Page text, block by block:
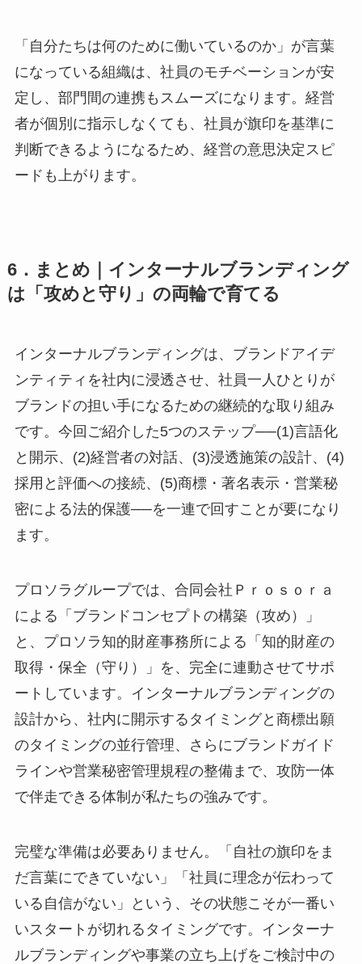
「自分たちは何のために働いているのか」が言葉
になっている組織は、社員のモチベーションが安
定し、部門間の連携もスムーズになります。経営
者が個別に指示しなくても、社員が旗印を基準に
判断できるようになるため、経営の意思決定スピ
ードも上がります。
6．まとめ｜インターナルブランディング
は「攻めと守り」の両輪で育てる
インターナルブランディングは、ブランドアイデ
ンティティを社内に浸透させ、社員一人ひとりが
ブランドの担い手になるための継続的な取り組み
です。今回ご紹介した5つのステップ──(1)言語化
と開示、(2)経営者の対話、(3)浸透施策の設計、(4)
採用と評価への接続、(5)商標・著名表示・営業秘
密による法的保護──を一連で回すことが要になり
ます。
プロソラグループでは、合同会社Ｐｒｏｓｏｒａ
による「ブランドコンセプトの構築（攻め）」
と、プロソラ知的財産事務所による「知的財産の
取得・保全（守り）」を、完全に連動させてサポ
ートしています。インターナルブランディングの
設計から、社内に開示するタイミングと商標出願
のタイミングの並行管理、さらにブランドガイド
ラインや営業秘密管理規程の整備まで、攻防一体
で伴走できる体制が私たちの強みです。
完璧な準備は必要ありません。「自社の旗印をま
だ言葉にできていない」「社員に理念が伝わって
いる自信がない」という、その状態こそが一番い
いスタートが切れるタイミングです。インターナ
ルブランディングや事業の立ち上げをご検討中の